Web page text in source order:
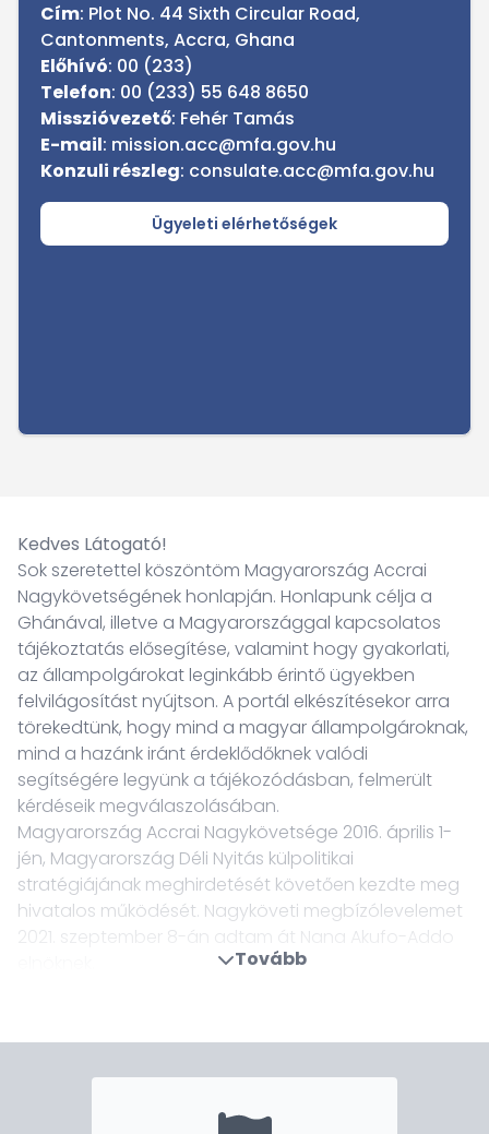
Cím: Plot No. 44 Sixth Circular Road,
Cantonments, Accra, Ghana
Előhívó: 00 (233)
Telefon: 00 (233) 55 648 8650
Misszióvezető: Fehér Tamás
E-mail: mission.acc@mfa.gov.hu
Konzuli részleg: consulate.acc@mfa.gov.hu
Ügyeleti elérhetőségek
Kedves Látogató!
Sok szeretettel köszöntöm Magyarország Accrai
Nagykövetségének honlapján. Honlapunk célja a
Ghánával, illetve a Magyarországgal kapcsolatos
tájékoztatás elősegítése, valamint hogy gyakorlati,
az állampolgárokat leginkább érintő ügyekben
felvilágosítást nyújtson. A portál elkészítésekor arra
törekedtünk, hogy mind a magyar állampolgároknak,
mind a hazánk iránt érdeklődőknek valódi
segítségére legyünk a tájékozódásban, felmerült
kérdéseik megválaszolásában.
Magyarország Accrai Nagykövetsége 2016. április 1-
jén, Magyarország Déli Nyitás külpolitikai
stratégiájának meghirdetését követően kezdte meg
hivatalos működését. Nagyköveti megbízólevelemet
2021. szeptember 8-án adtam át Nana Akufo-Addo
nagykövetségünk kiemelt feladata a kölcsönösen
információs technológia, a hulladékgazdálkodás, és
Tovább